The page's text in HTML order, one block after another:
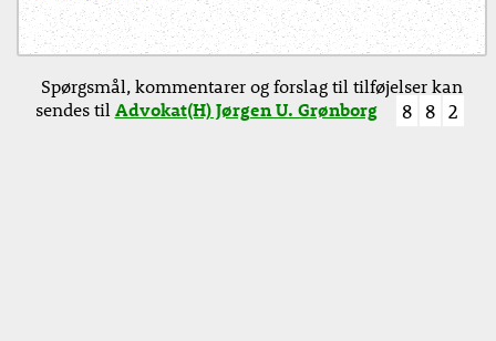
Spørgsmål, kommentarer og forslag til tilføjelser kan
sendes tilAdvokat(H) Jørgen U. Grønborg 8 8 2